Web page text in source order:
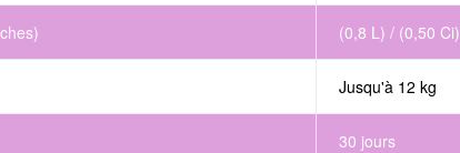
(0,8 L) / (0,50 Ci)
Jusqu'à 12 kg
30 jours